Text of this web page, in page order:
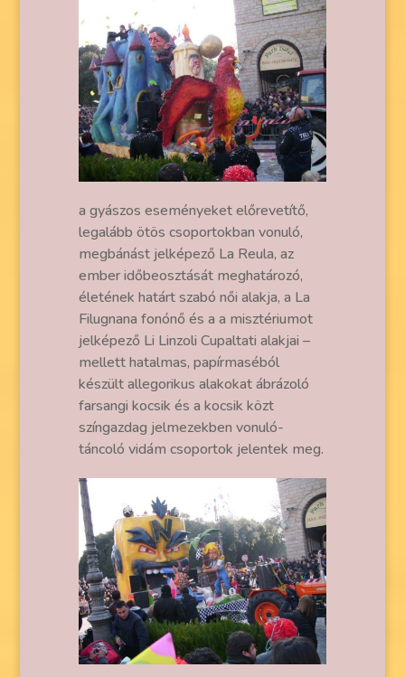
a gyászos eseményeket előrevetítő,
legalább ötös csoportokban vonuló,
megbánást jelképező La Reula, az
ember időbeosztását meghatározó,
életének határt szabó női alakja, a La
Filugnana fonónő és a a misztériumot
jelképező Li Linzoli Cupaltati alakjai –
mellett hatalmas, papírmaséból
készült allegorikus alakokat ábrázoló
farsangi kocsik és a kocsik közt
színgazdag jelmezekben vonuló-
táncoló vidám csoportok jelentek meg.